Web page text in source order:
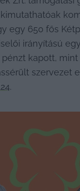
egy 650 fős
irányítású
kapott, mint
szervezet
.